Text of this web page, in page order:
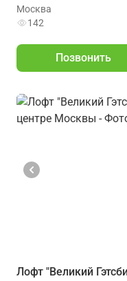
Москва
142
Позвонить
Лофт "Великий